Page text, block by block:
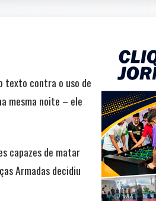
texto contra o uso de
mesma noite – ele
capazes de matar
Armadas decidiu